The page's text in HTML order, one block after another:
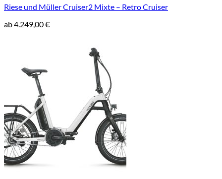
Riese und Müller Cruiser2 Mixte – Retro Cruiser
ab4.249,00€